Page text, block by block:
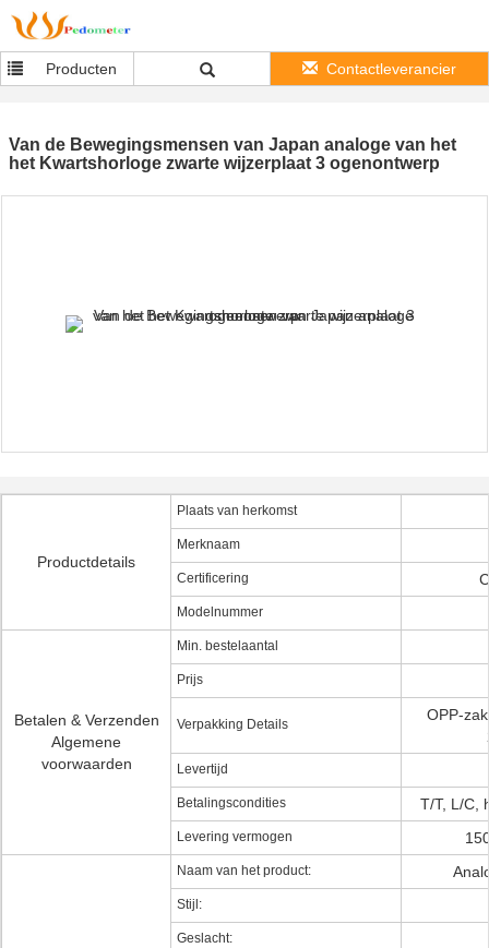
Producten Contactleverancier
Van de Bewegingsmensen van Japan analoge van het
het Kwartshorloge zwarte wijzerplaat 3 ogenontwerp
Productdetails
Plaats van herkomst
Merknaam
Certificering
Modelnummer
Betalen & Verzenden
Algemene
voorwaarden
Min. bestelaantal
Prijs
Verpakking Details
OPP-
Levertijd
Betalingscondities T/T, L/C,
Levering vermogen
Naam van het product:
Stijl:
Geslacht: